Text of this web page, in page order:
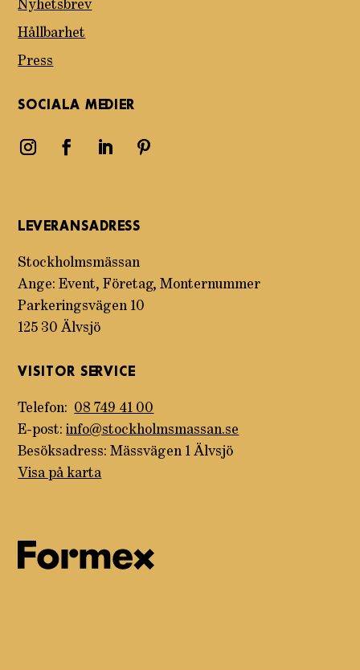
Nyhetsbrev
Hållbarhet
Press
SOCIALA MEDIER
LEVERANSADRESS
Stockholmsmässan
Ange: Event, Företag, Monternummer
Parkeringsvägen 10
125 30 Älvsjö
VISITOR SERVICE
Telefon: 08 749 41 00
E-post:info@stockholmsmassan.se
Besöksadress: Mässvägen 1 Älvsjö
Visa på karta